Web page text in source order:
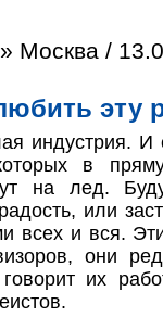
Москва /
эту
индустрия.
в
на лед.
или
всех и вся.
они
их